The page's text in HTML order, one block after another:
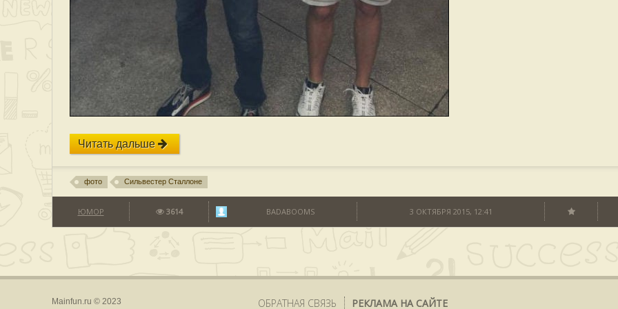
Читать дальше
фото Сильвестер Сталлоне
ЮМОР 3614 BADABOOMS 3 ОКТЯБРЯ 2015, 12:41
Mainfun.ru © 2023 ОБРАТНАЯ СВЯЗЬ РЕКЛАМА НА САЙТЕ